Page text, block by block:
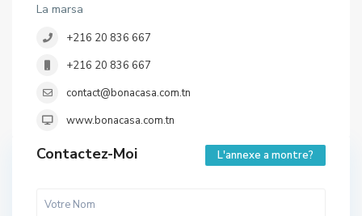
La marsa
+216 20 836 667
+216 20 836 667
contact@bonacasa.com.tn
www.bonacasa.com.tn
Contactez-Moi L'annexe a montre?